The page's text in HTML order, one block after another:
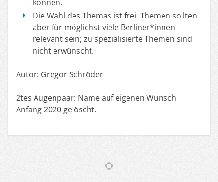
können.
Die Wahl des Themas ist frei. Themen sollten
aber für möglichst viele Berliner*innen
relevant sein; zu spezialisierte Themen sind
nicht erwünscht.
Autor: Gregor Schröder
2tes Augenpaar: Name auf eigenen Wunsch
Anfang 2020 gelöscht.